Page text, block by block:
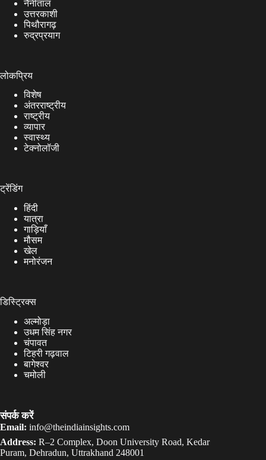
नैनीताल
उत्तरकाशी
पिथौरागढ़
रुद्रप्रयाग
लोकप्रिय
विशेष
अंतरराष्ट्रीय
राष्ट्रीय
व्यापार
स्वास्थ्य
टेक्नोलॉजी
ट्रेंडिंग
हिंदी
यात्रा
गाड़ियाँ
मौसम
खेल
मनोरंजन
डिस्ट्रिक्स
अल्मोड़ा
उधम सिंह नगर
चंपावत
टिहरी गढ़वाल
बागेश्वर
चमोली
संपर्क करें
Email: info@theindiainsights.com
Address: R–2 Complex, Doon University Road, Kedar
Puram, Dehradun, Uttrakhand 248001